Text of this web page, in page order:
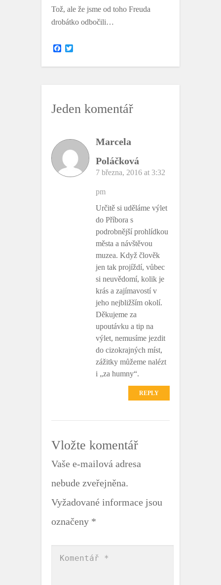
Tož, ale že jsme od toho Freuda
drobátko odbočili…
F
Jeden komentář
Marcela
Poláčková
7 března, 2016 at 3:32
pm
Určitě si uděláme výlet
do Příbora s
podrobnější prohlídkou
města a návštěvou
muzea. Když člověk
jen tak projíždí, vůbec
si neuvědomí, kolik je
krás a zajímavostí v
jeho nejbližším okolí.
Děkujeme za
upoutávku a tip na
výlet, nemusíme jezdit
do cizokrajných míst,
zážitky můžeme nalézt
i „za humny“.
REPLY
Vložte komentář
Vaše e-mailová adresa
nebude zveřejněna.
Vyžadované informace jsou
označeny *